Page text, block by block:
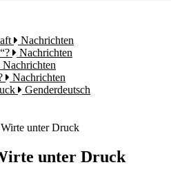
Nachrichten
Nachrichten
Nachrichten
Nachrichten
Genderdeutsch
unter Druck
unter Druck